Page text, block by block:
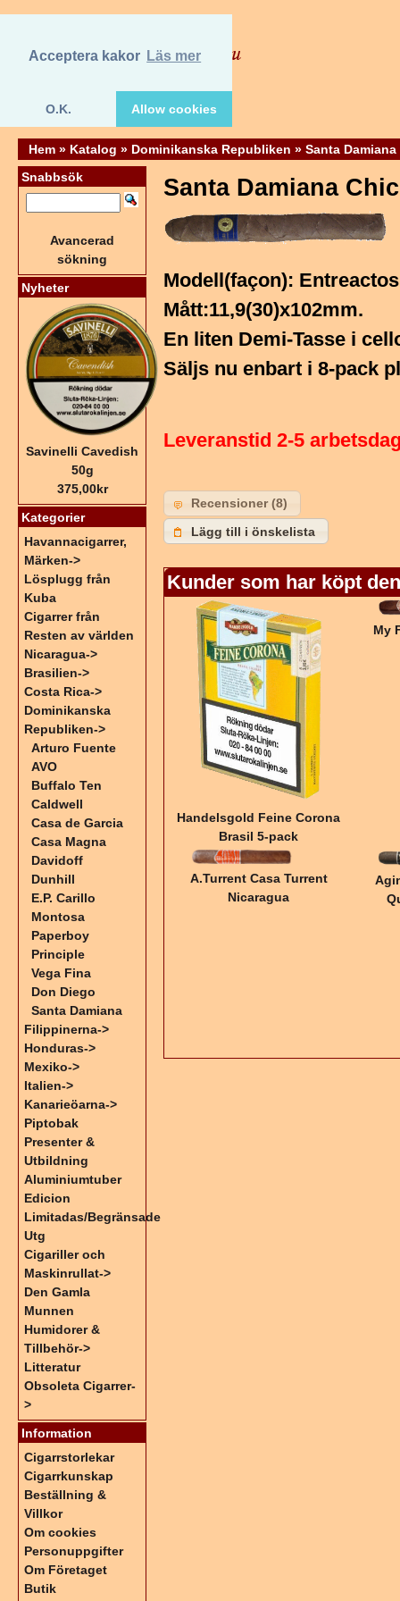
Acceptera kakor Läs mer
O.K. Allow cookies
Hem » Katalog » Dominikanska Republiken » Santa Damiana
Santa Damiana
Modell(façon):
Mått:11,9(30)x102mm.
En liten Demi-Tasse i
Säljs nu enbart i 8-pack
Leveranstid 2-5
Recensioner (8)
Lägg till i önskelista
Kunder som har köpt
Handelsgold Feine Corona
Brasil 5-pack
My
A.Turrent Casa Turrent
Nicaragua
Snabbsök
Avancerad
sökning
Nyheter
Savinelli Cavedish
50g
375,00kr
Kategorier
Havannacigarrer,
Märken->
Lösplugg från
Kuba
Cigarrer från
Resten av världen
Nicaragua->
Brasilien->
Costa Rica->
Dominikanska
Republiken->
Arturo Fuente
AVO
Buffalo Ten
Caldwell
Casa de Garcia
Casa Magna
Davidoff
Dunhill
E.P. Carillo
Montosa
Paperboy
Principle
Vega Fina
Don Diego
Santa Damiana
Filippinerna->
Honduras->
Mexiko->
Italien->
Kanarieöarna->
Piptobak
Presenter &
Utbildning
Aluminiumtuber
Edicion
Limitadas/Begränsade
Utg
Cigariller och
Maskinrullat->
Den Gamla
Munnen
Humidorer &
Tillbehör->
Litteratur
Obsoleta Cigarrer-
>
Information
Cigarrstorlekar
Cigarrkunskap
Beställning &
Villkor
Om cookies
Personuppgifter
Om Företaget
Butik